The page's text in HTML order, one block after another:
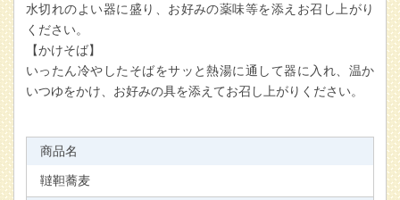
水切れのよい器に盛り、お好みの薬味等を添えお召し上がり
ください。
【かけそば】
いったん冷やしたそばをサッと熱湯に通して器に入れ、温か
いつゆをかけ、お好みの具を添えてお召し上がりください。
商品名
韃靼蕎麦